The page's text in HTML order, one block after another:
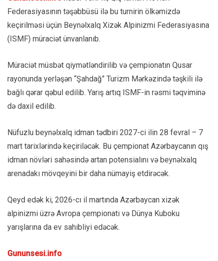
Federasiyasının təşəbbüsü ilə bu turnirin ölkəmizdə
keçirilməsi üçün Beynəlxalq Xizək Alpinizmi Federasiyasına
(ISMF) müraciət ünvanlanıb.
Müraciət müsbət qiymətləndirilib və çempionatın Qusar
rayonunda yerləşən “Şahdağ” Turizm Mərkəzində təşkili ilə
bağlı qərar qəbul edilib. Yarış artıq ISMF-in rəsmi təqviminə
də daxil edilib.
Nüfuzlu beynəlxalq idman tədbiri 2027-ci ilin 28 fevral – 7
mart tarixlərində keçiriləcək. Bu çempionat Azərbaycanın qış
idman növləri sahəsində artan potensialını və beynəlxalq
arenadakı mövqeyini bir daha nümayiş etdirəcək.
Qeyd edək ki, 2026-cı il martında Azərbaycan xizək
alpinizmi üzrə Avropa çempionatı və Dünya Kuboku
yarışlarına da ev sahibliyi edəcək.
Gununsesi.info